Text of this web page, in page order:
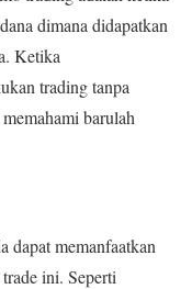
dimana didapatkan
Ketika
trading tanpa
barulah
dapat memanfaatkan
ini. Seperti